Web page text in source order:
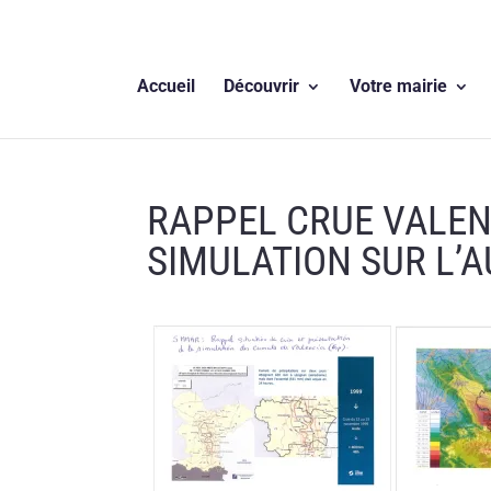
Accueil Découvrir Votre mairie
RAPPEL CRUE
SIMULATION SUR